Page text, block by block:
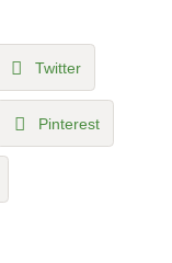
Twitter
Pinterest